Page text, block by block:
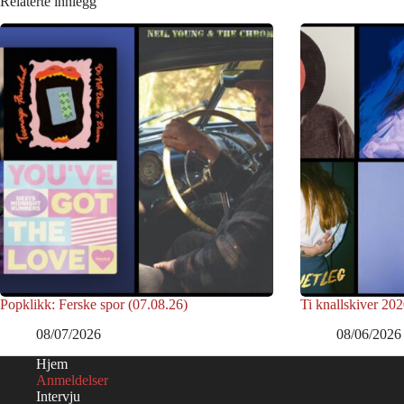
Popklikk: Ferske spor (07.08.26)
08/07/2026
Ti knallskiver
08/06/2026
Hjem
Anmeldelser
Intervju